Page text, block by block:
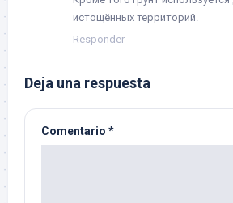
истощённых территорий.
Responder
Deja una respuesta
Comentario *